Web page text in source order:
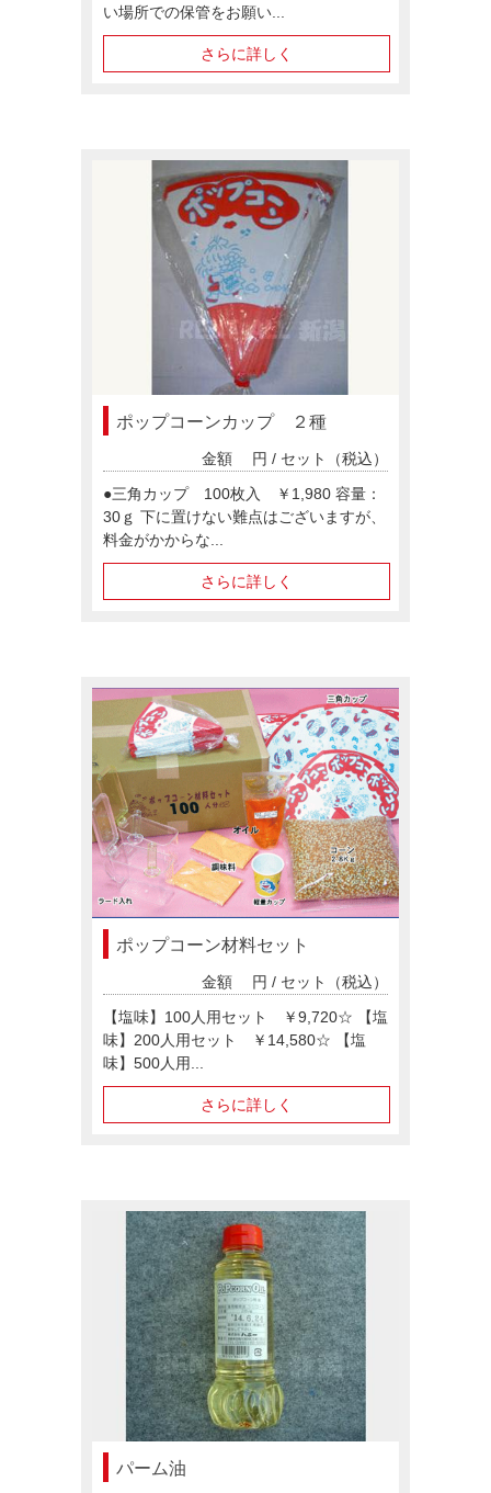
い場所での保管をお願い...
さらに詳しく
ポップコーンカップ ２種
金額
円 / セット（税込）
●三角カップ 100枚入 ￥1,980 容量：
30ｇ 下に置けない難点はございますが、
料金がかからな...
さらに詳しく
ポップコーン材料セット
金額
円 / セット（税込）
【塩味】100人用セット ￥9,720☆ 【塩
味】200人用セット ￥14,580☆ 【塩
味】500人用...
さらに詳しく
パーム油